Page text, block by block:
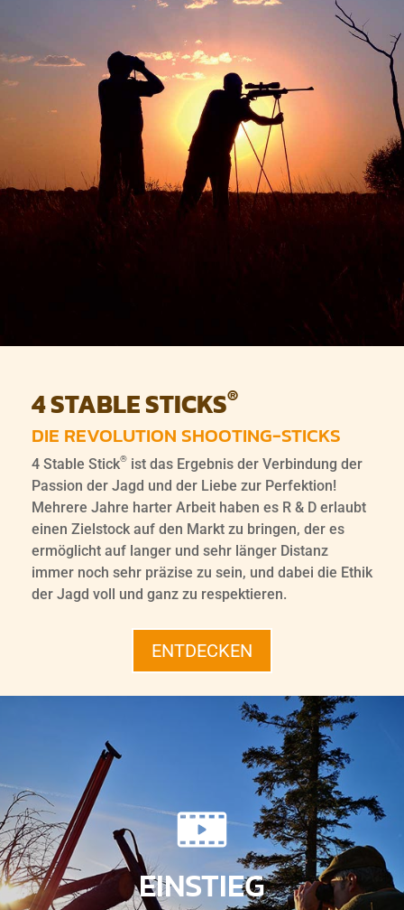
4 STABLE STICKS®
DIE REVOLUTION SHOOTING-STICKS
4 Stable Stick® ist das Ergebnis der Verbindung der
Passion der Jagd und der Liebe zur Perfektion!
Mehrere Jahre harter Arbeit haben es R & D erlaubt
einen Zielstock auf den Markt zu bringen, der es
ermöglicht auf langer und sehr länger Distanz
immer noch sehr präzise zu sein, und dabei die Ethik
der Jagd voll und ganz zu respektieren.
ENTDECKEN
EINSTIEG